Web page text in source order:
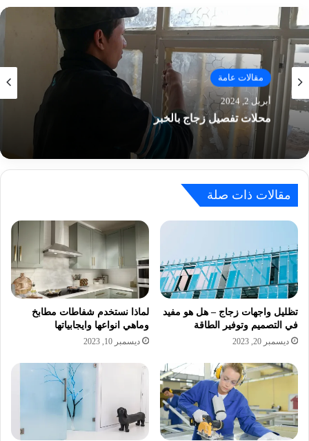
الوي
ب
مقالات عامة
مارس 27, 2024
ورشة المنيوم الرياض
مقالات ذات صلة
تظليل واجهات زجاج – هل هو مفيد
في التصميم وتوفير الطاقة
ديسمبر 20, 2023
لماذا نستخدم شفاطات مطابخ
وماهي انواعها وايجابياتها
ديسمبر 10, 2023